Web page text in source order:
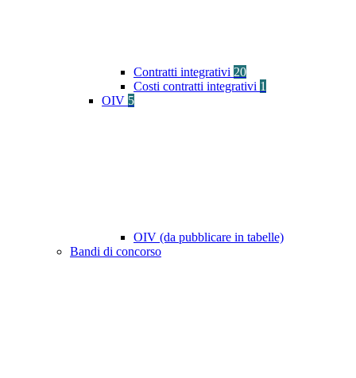
Contratti integrativi 20
Costi contratti integrativi 1
OIV 5
OIV (da pubblicare in tabelle)
Bandi di concorso